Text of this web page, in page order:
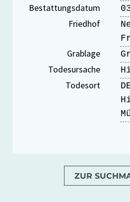
Bestattungsdatum
Friedhof
Grablage
Todesursache
Todesort
ZUR